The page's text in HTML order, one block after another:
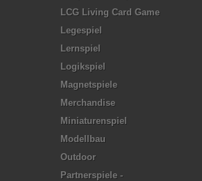
LCG Living Card Game
Legespiel
Lernspiel
Logikspiel
Magnetspiele
Merchandise
Miniaturenspiel
Modellbau
Outdoor
Partnerspiele -